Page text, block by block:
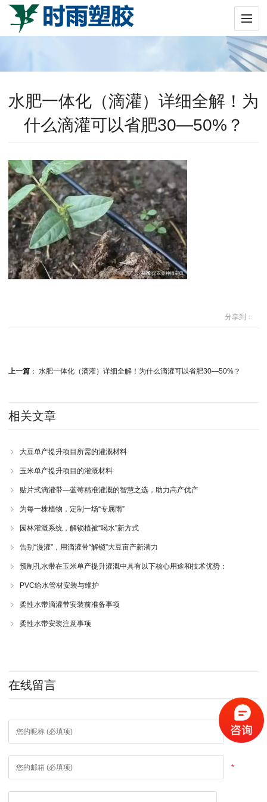
水肥一体化（滴灌）详细全解！为
什么滴灌可以省肥30—50%？
分享到：
上一篇： 水肥一体化（滴灌）详细全解！为什么滴灌可以省肥30—50%？
相关文章
大豆单产提升项目所需的灌溉材料
玉米单产提升项目的灌溉材料
贴片式滴灌带—蓝莓精准灌溉的智慧之选，助力高产优产
为每一株植物，定制一场“专属雨”
园林灌溉系统，解锁植被“喝水”新方式
告别“漫灌”，用滴灌带“解锁”大豆亩产新潜力
预制孔水带在玉米单产提升灌溉中具有以下核心用途和技术优势：
PVC给水管材安装与维护
柔性水带滴灌带安装前准备事项
柔性水带安装注意事项
在线留言
*
*